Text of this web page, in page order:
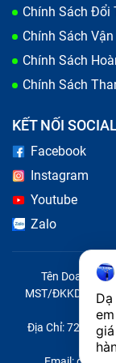
Có nhiều
Bảo Hành
Dell
chất lượng
Để tạo được
trung tâm sửa
Chính Sách Đổi
Chính Sách
Chính Sách
Chính Sách
KẾT NỐI
Facebook
Instagram
Youtube
Zalo
Tên Doanh
MST/ĐKKD/
Địa Chỉ: 721